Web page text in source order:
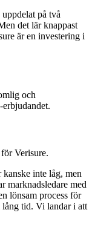
på två
det lär knappast
är en investering i
och
erbjudandet.
Verisure.
kanske inte låg, men
marknadsledare med
lönsam process för
lång tid. Vi landar i att